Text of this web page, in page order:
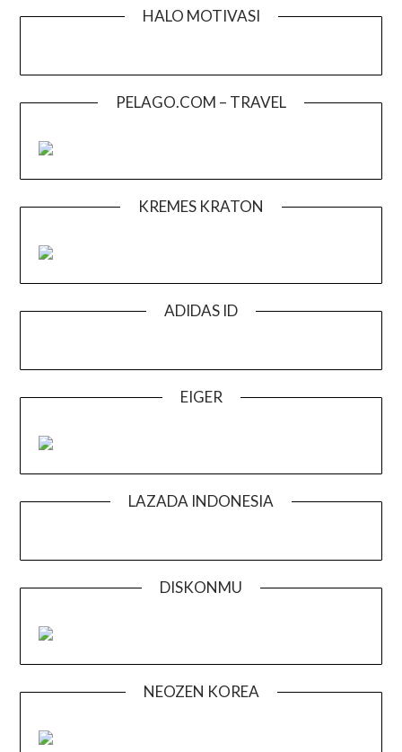
HALO MOTIVASI
PELAGO.COM – TRAVEL
KREMES KRATON
ADIDAS ID
EIGER
LAZADA INDONESIA
DISKONMU
NEOZEN KOREA